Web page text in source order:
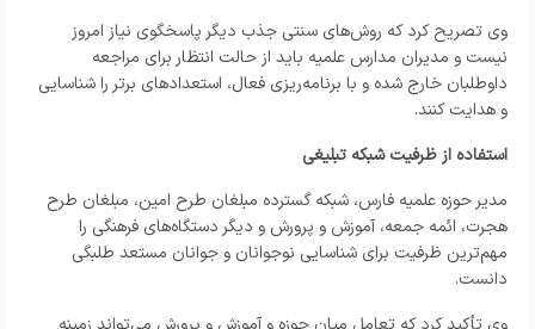
وی تصریح کرد که روش‌های سنتی جذب دیگر پاسخگوی نیاز امروز
نیست و مدیران مدارس علمیه باید از حالت انتظار برای مراجعه
داوطلبان خارج شده و با برنامه‌ریزی فعال، استعدادهای برتر را شناسایی
و هدایت کنند.
استفاده از ظرفیت شبکه تبلیغی
مدیر حوزه علمیه فارس، شبکه گسترده مبلغان طرح امین، مبلغان طرح
هجرت، ائمه جمعه، آموزش و پرورش و دیگر دستگاه‌های فرهنگی را
مهم‌ترین ظرفیت برای شناسایی نوجوانان و جوانان مستعد طلبگی
دانست.